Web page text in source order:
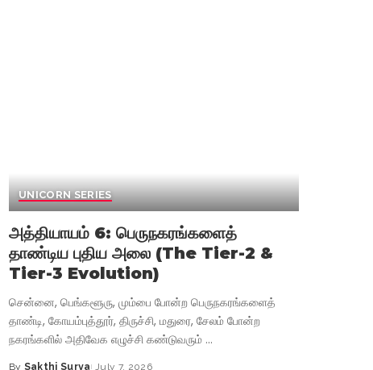
UNICORN SERIES
அத்தியாயம் 6: பெருநகரங்களைத்
தாண்டிய புதிய அலை (The Tier-2 &
Tier-3 Evolution)
சென்னை, பெங்களூரு, மும்பை போன்ற பெருநகரங்களைத்
தாண்டி, கோயம்புத்தூர், திருச்சி, மதுரை, சேலம் போன்ற
நகரங்களில் அதிவேக எழுச்சி கண்டுவரும் ...
By Sakthi Surya July 7, 2026